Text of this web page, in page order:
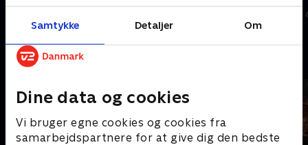
Samtykke Detaljer Om
Dine data og cookies
Vi bruger egne cookies og cookies fra
samarbejdspartnere for at give dig den bedste
Andre så også